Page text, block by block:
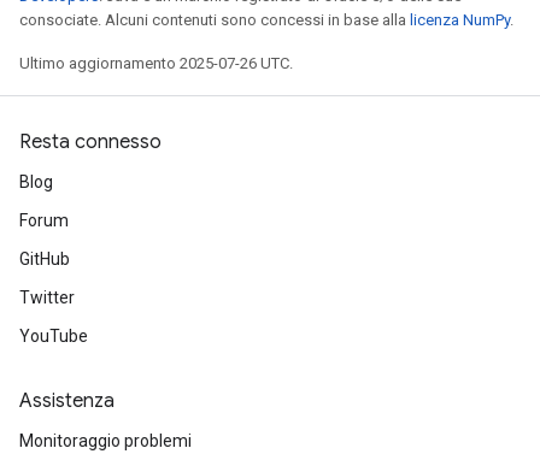
consociate. Alcuni contenuti sono concessi in base alla licenza NumPy.
Ultimo aggiornamento 2025-07-26 UTC.
Resta connesso
Blog
Forum
GitHub
Twitter
YouTube
Assistenza
Monitoraggio problemi